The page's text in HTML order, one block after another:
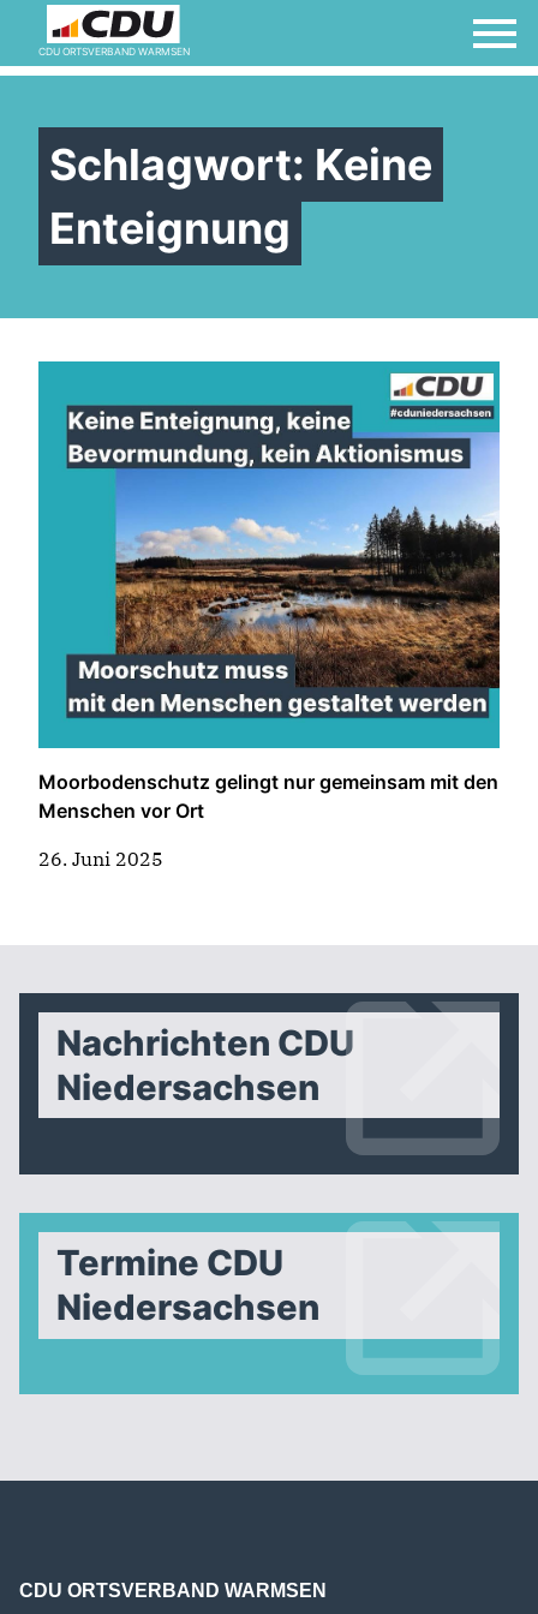
CDU ORTSVERBAND WARMSEN
Schlagwort: Keine
Enteignung
Moorbodenschutz gelingt nur gemeinsam mit den
Menschen vor Ort
26. Juni 2025
Nachrichten CDU
Niedersachsen
Termine CDU
Niedersachsen
CDU ORTSVERBAND WARMSEN